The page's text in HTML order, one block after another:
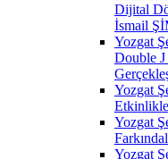
Dijital
İsmail
Yozgat
Double J
Yozgat
Yozgat
Yozgat